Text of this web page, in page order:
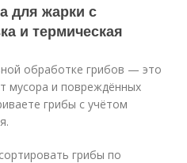
для жарки с
и термическая
обработке грибов — это
мусора и повреждённых
грибы с учётом
грибы по